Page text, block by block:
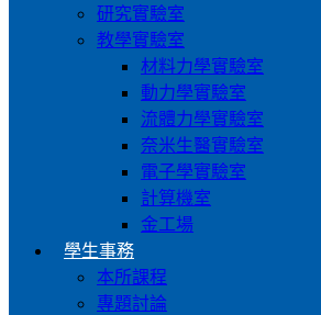
研究實驗室
教學實驗室
材料力學實驗室
動力學實驗室
流體力學實驗室
奈米生醫實驗室
電子學實驗室
計算機室
金工場
學生事務
本所課程
專題討論